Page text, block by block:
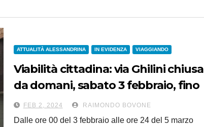
ATTUALITÀ ALESSANDRINA IN EVIDENZA VIAGGIANDO
Viabilità cittadina: via Ghilini chiusa
da domani, sabato 3 febbraio, fino
a martedì 5 marzo
FEB 2, 2024 RAIMONDO BOVONE
Dalle ore 00 del 3 febbraio alle ore 24 del 5 marzo